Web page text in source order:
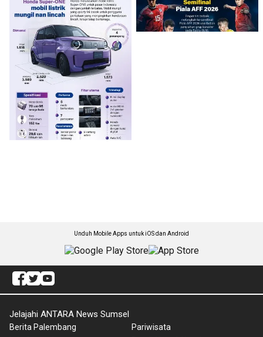
Unduh Mobile Apps untuk iOS dan Android
Jelajahi ANTARA News Sumsel
Berita Palembang
Pariwisata